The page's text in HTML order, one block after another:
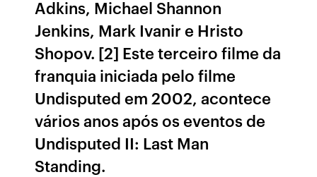
Adkins, Michael Shannon
Jenkins, Mark Ivanir e Hristo
Shopov. [2] Este terceiro filme da
franquia iniciada pelo filme
Undisputed em 2002, acontece
vários anos após os eventos de
Undisputed II: Last Man
Standing.